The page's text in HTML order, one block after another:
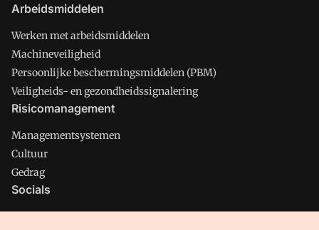
Arbeidsmiddelen
Werken met arbeidsmiddelen
Machineveiligheid
Persoonlijke beschermingsmiddelen (PBM)
Veiligheids- en gezondheidssignalering
Risicomanagement
Managementsystemen
Cultuur
Gedrag
Socials